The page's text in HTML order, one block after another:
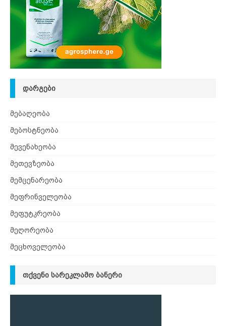
ᲓᲐᲠᲒᲔᲑᲘ
მებაღეობა
მებოსტნეობა
მევენახეობა
მეთევზეობა
მემცენარეობა
მეფრინველეობა
მეფუტკრეობა
მეღორეობა
მეცხოველეობა
ᲗᲥᲕᲔᲜᲘ ᲡᲐᲠᲔᲙᲚᲐᲛᲝ ᲑᲐᲜᲔᲠᲘ